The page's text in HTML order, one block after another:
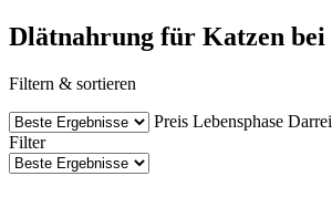
Dlätnahrung für Katzen
Filtern & sortieren
Preis Lebensphase
Filter